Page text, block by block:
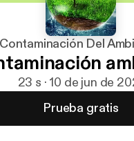
Contaminación Del
23 s · 10 de jun de
Prueba gratis